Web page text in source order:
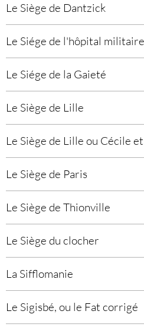
Le Siège de Dantzick
Le Siége de l'hôpital militaire
Le Siége de la Gaieté
Le Siège de Lille
Le Siège de Lille ou Cécile
Le Siège de Paris
Le Siège de Thionville
Le Siège du clocher
La Sifflomanie
Le Sigisbé, ou le Fat corrigé